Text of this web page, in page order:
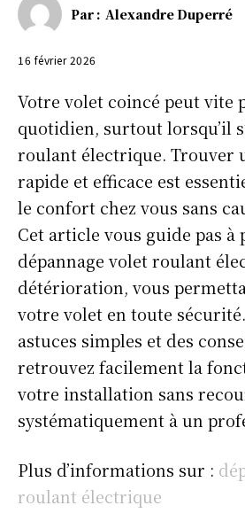
Par : Alexandre Duperré
16 février 2026
Votre volet coincé peut vite
quotidien, surtout lorsqu’il
roulant électrique. Trouver
rapide et efficace est
le confort chez vous sans
Cet article vous guide pas à
dépannage volet roulant
détérioration, vous
votre volet en toute
astuces simples et des
retrouvez facilement la
votre installation sans
systématiquement à un
Plus d’informations sur :
roulant électrique